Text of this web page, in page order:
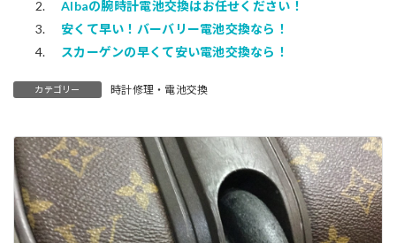
Albaの腕時計電池交換はお任せください！
安くて早い！バーバリー電池交換なら！
スカーゲンの早くて安い電池交換なら！
カテゴリー 時計修理・電池交換